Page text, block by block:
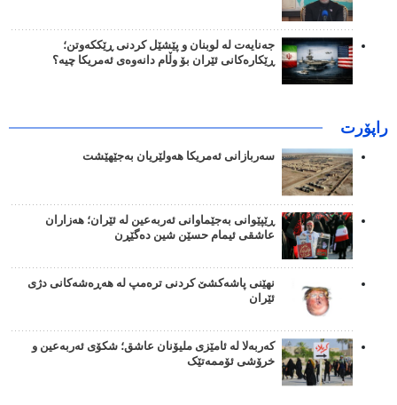
جەنایەت لە لوبنان و پێشێل کردنی ڕێککەوتن؛
ڕێکارەکانی ئێران بۆ وڵام دانەوەی ئەمریکا چیە؟
راپۆرت
سەربازانی ئەمریکا هەولێریان بەجێهێشت
ڕێپێوانی بەجێماوانی ئەربەعین لە ئێران؛ هەزاران
عاشقی ئیمام حسێن شین دەگێڕن
نهێنی پاشەکشێ کردنی ترەمپ لە هەڕەشەکانی دژی
ئێران
کەربەلا لە ئامێزی ملیۆنان عاشق؛ شکۆی ئەربەعین و
خرۆشی ئۆممەتێک